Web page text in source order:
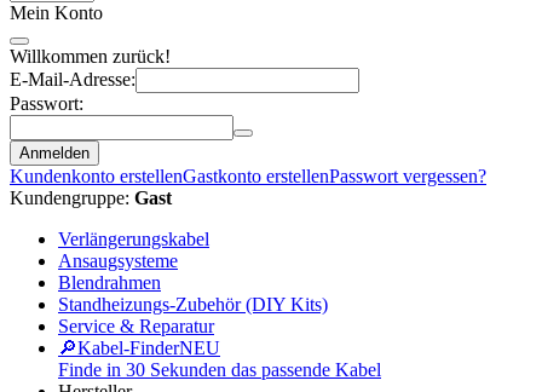
Mein Konto
Willkommen zurück!
E-Mail-Adresse:
Passwort:
Anmelden
Kundenkonto erstellenGastkonto erstellenPasswort vergessen?
Kundengruppe: Gast
Verlängerungskabel
Ansaugsysteme
Blendrahmen
Standheizungs-Zubehör (DIY Kits)
Service & Reparatur
🔎Kabel-FinderNEU
Finde in 30 Sekunden das passende Kabel